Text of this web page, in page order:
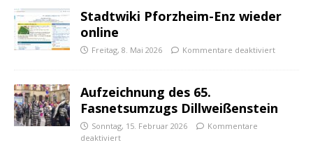
Stadtwiki Pforzheim-Enz wieder
online
Freitag, 8. Mai 2026 Kommentare deaktiviert
Aufzeichnung des 65.
Fasnetsumzugs Dillweißenstein
Sonntag, 15. Februar 2026
Kommentare
deaktiviert